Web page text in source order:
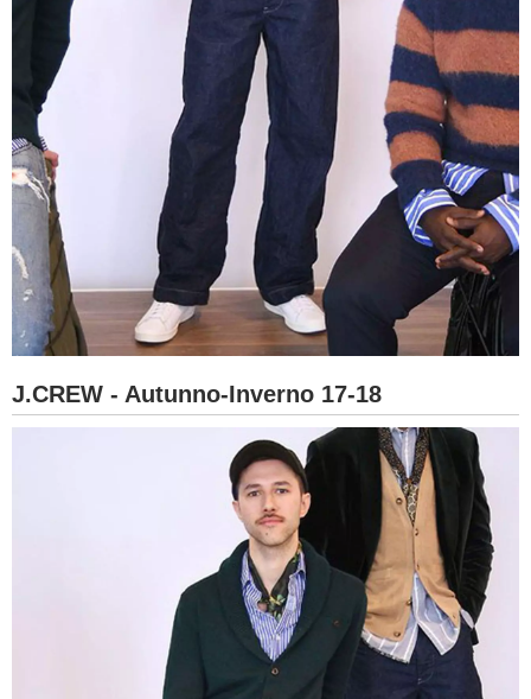
J.CREW - Autunno-Inverno 17-18